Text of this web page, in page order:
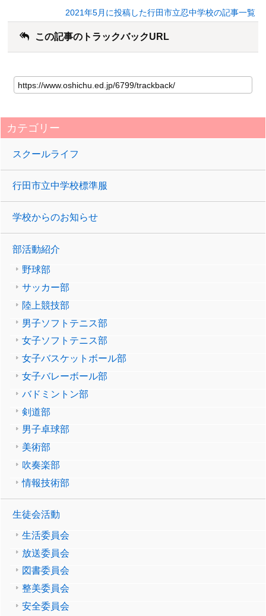
2021年5月に投稿した行田市立忍中学校の記事一覧
この記事のトラックバックURL
カテゴリー
スクールライフ
行田市立中学校標準服
学校からのお知らせ
部活動紹介
野球部
サッカー部
陸上競技部
男子ソフトテニス部
女子ソフトテニス部
女子バスケットボール部
女子バレーボール部
バドミントン部
剣道部
男子卓球部
美術部
吹奏楽部
情報技術部
生徒会活動
生活委員会
放送委員会
図書委員会
整美委員会
安全委員会